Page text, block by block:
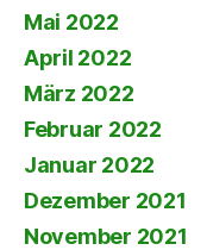
Mai 2022
April 2022
März 2022
Februar 2022
Januar 2022
Dezember 2021
November 2021